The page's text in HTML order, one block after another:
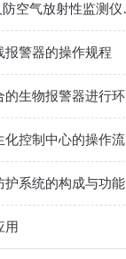
报警器的操作规程
用